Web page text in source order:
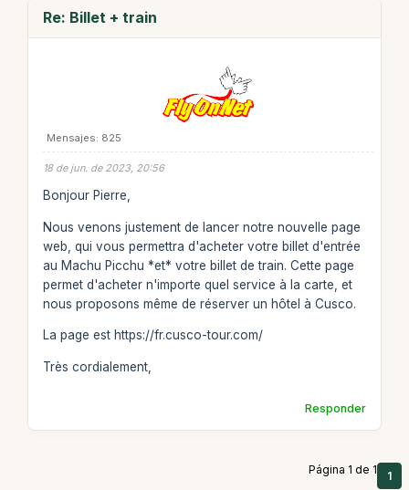
Re: Billet + train
Mensajes: 825
18 de jun. de 2023, 20:56
Bonjour Pierre,
Nous venons justement de lancer notre nouvelle page
web, qui vous permettra d'acheter votre billet d'entrée
au Machu Picchu *et* votre billet de train. Cette page
permet d'acheter n'importe quel service à la carte, et
nous proposons même de réserver un hôtel à Cusco.
La page est https://fr.cusco-tour.com/
Très cordialement,
Responder
Página 1 de 1 1